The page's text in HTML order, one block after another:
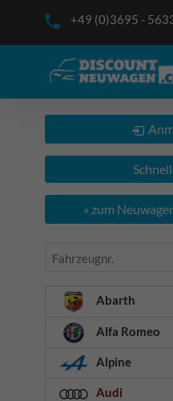
+49 (0)3695 -
» zum
Fahrzeugnr.
Abarth
Alfa Romeo
Alpine
Audi